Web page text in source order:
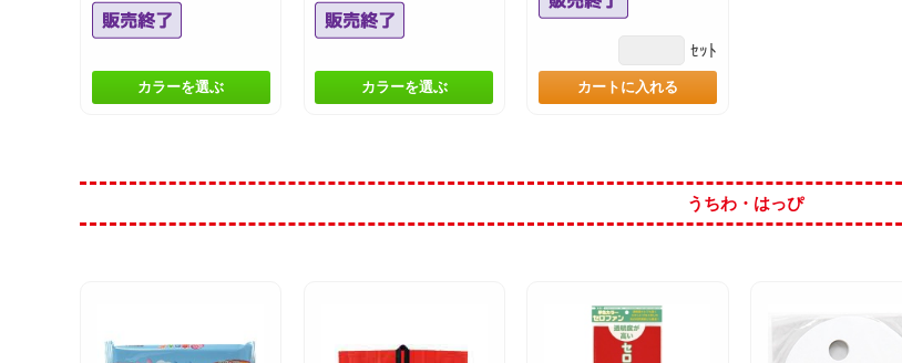
カラーを選ぶ カラーを選ぶ
ｾｯﾄ
カートに入れる
うちわ・はっぴ